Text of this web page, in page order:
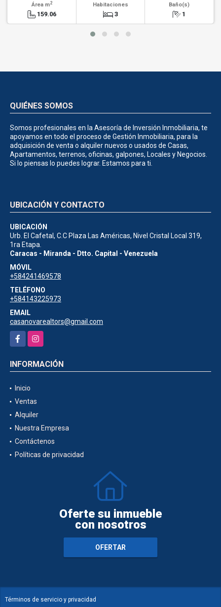
Área m2
159.06
Habitaciones
3
Baño(s)
1
QUIÉNES SOMOS
Somos profesionales en la Asesoría de Inversión Inmobiliaria, te
apoyamos en todo el proceso de Gestión Inmobiliaria, para la
adquisición de venta o alquiler nuevos o usados de Casas,
Apartamentos, terrenos, oficinas, galpones, Locales y Negocios.
Si lo piensas lo puedes lograr. Estamos para ti.
UBICACIÓN Y CONTACTO
UBICACIÓN
Urb. El Cafetal, C.C Plaza Las Américas, Nivel Cristal Local 319,
1ra Etapa.
Caracas - Miranda - Dtto. Capital - Venezuela
MÓVIL
+584241469578
TELÉFONO
+584143225973
EMAIL
casanovarealtors@gmail.com
FacebookInstagram
INFORMACIÓN
Inicio
Ventas
Alquiler
Nuestra Empresa
Contáctenos
Políticas de privacidad
Oferte su inmueble
con nosotros
OFERTAR
Términos de servicio y privacidad